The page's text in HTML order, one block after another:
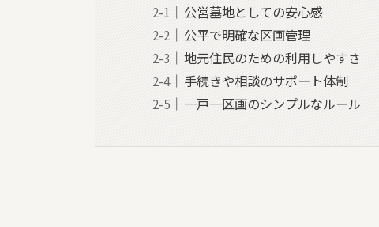
公営墓地としての安心感
公平で明確な区画管理
地元住民のための利用しやすさ
手続きや相談のサポート体制
一戸一区画のシンプルなルール